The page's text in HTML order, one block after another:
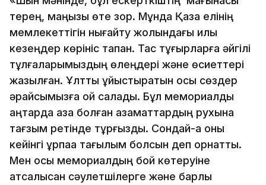
терең, маңызы өте зор. Мұнда Қазақ елінің
мемлекеттігін нығайту жолындағы қилы
кезеңдер көрініс тапқан. Тас тұғырларға әйгілі
тұлғаларымыздың өлеңдері және өсиеттері
жазылған. Ұлтты ұйыстыратын осы сөздер
әрқайсымызға ой салады. Бұл мемориалды
қаңтарда қаза болған азаматтардың рухына
тағзым ретінде тұрғыздық. Сондай-ақ оны
кейінгі ұрпаққа тағылым болсын деп орнаттық.
Мен осы мемориалдың бой көтеруіне
атсалысқан сәулетшілерге және барлық